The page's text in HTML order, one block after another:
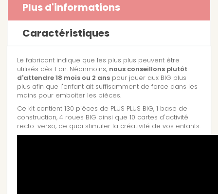
Plus d'informations
Caractéristiques
Le fabricant indique que les plus plus peuvent être
utilisés dès 1 an. Néanmoins, nous conseillons plutôt
d'attendre 18 mois ou 2 ans pour jouer aux BIG plus
plus afin que l'enfant ait suffisamment de force dans les
mains pour emboîter les pièces.
Ce kit contient 130 pièces de PLUS PLUS BIG, 1 base de
construction, 4 roues BIG ainsi que 10 cartes d'activité
recto-verso, de quoi stimuler la créativité de vos enfants.